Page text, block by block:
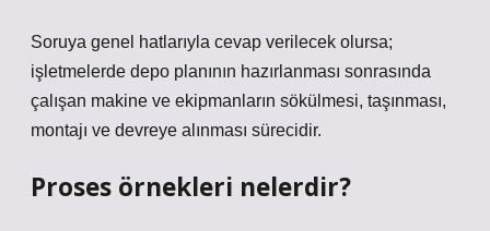
Soruya genel hatlarıyla cevap verilecek olursa;
işletmelerde depo planının hazırlanması sonrasında
çalışan makine ve ekipmanların sökülmesi, taşınması,
montajı ve devreye alınması sürecidir.
Proses örnekleri nelerdir?